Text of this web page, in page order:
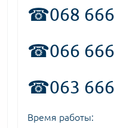
☎068
☎066
☎063
Время работы: